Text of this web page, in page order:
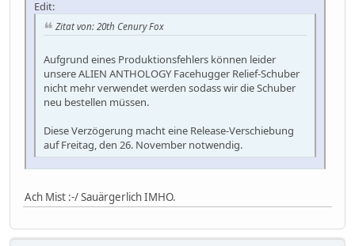
Edit:
Zitat von: 20th Cenury Fox
Aufgrund eines Produktionsfehlers können leider
unsere ALIEN ANTHOLOGY Facehugger Relief-Schuber
nicht mehr verwendet werden sodass wir die Schuber
neu bestellen müssen.
Diese Verzögerung macht eine Release-Verschiebung
auf Freitag, den 26. November notwendig.
Ach Mist :-/ Sauärgerlich IMHO.